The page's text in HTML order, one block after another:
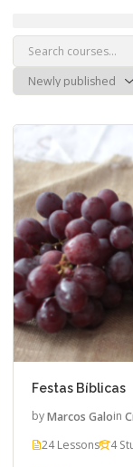
Festas Bíblicas
byMarcos Galoin
24 Lessons
4